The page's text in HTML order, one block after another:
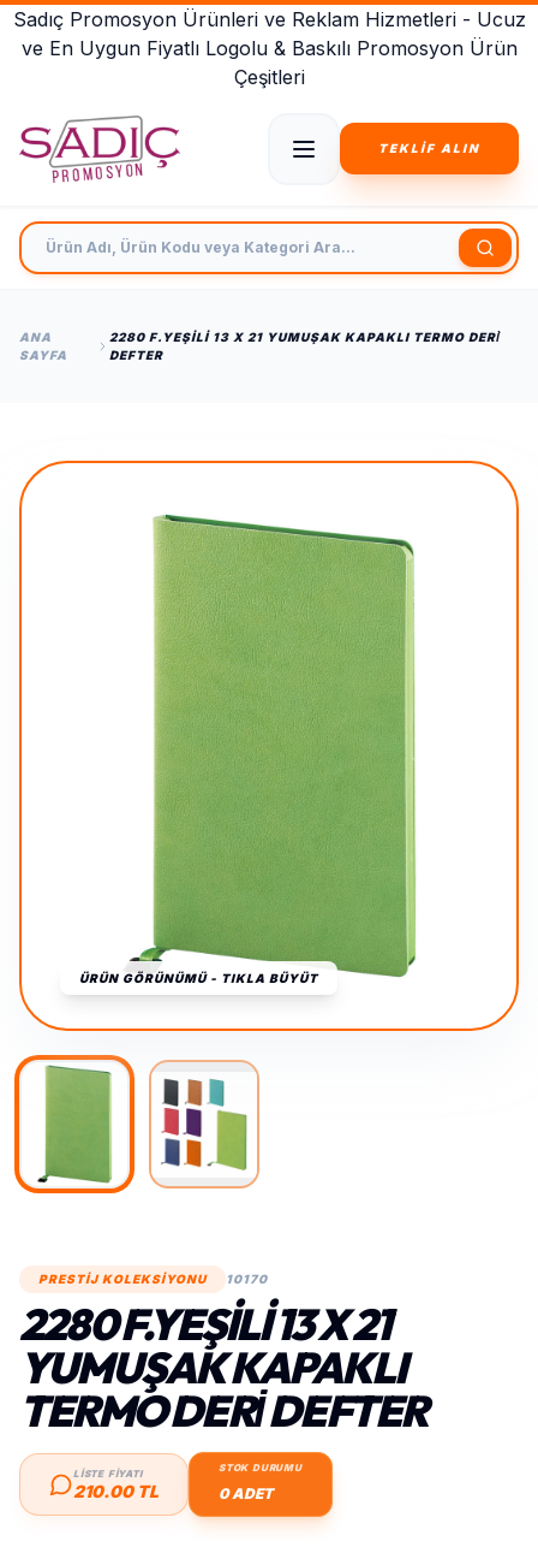
Sadıç Promosyon Ürünleri ve Reklam Hizmetleri - Ucuz
ve En Uygun Fiyatlı Logolu & Baskılı Promosyon Ürün
Çeşitleri
TEKLİF ALIN
Ürün Adı, Ürün Kodu veya Kategori Ara
ANA
SAYFA
2280 F.YEŞILI 13 X 21 YUMUŞAK KAPAKLI TERMO DERİ
DEFTER
ÜRÜN GÖRÜNÜMÜ - TIKLA BÜYÜT
PRESTİJ KOLEKSİYONU 10170
2280 F.YEŞILI 13 X 21
YUMUŞAK KAPAKLI
TERMO DERİ DEFTER
LİSTE FİYATI
210.00 TL
STOK DURUMU
0 ADET